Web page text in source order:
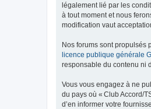
légalement lié par les
à tout moment et nous
modification vaut
Nos forums sont propulsés
licence publique générale
responsable du contenu ni
Vous vous engagez à ne
du pays où « Club Accord/
d’en informer votre